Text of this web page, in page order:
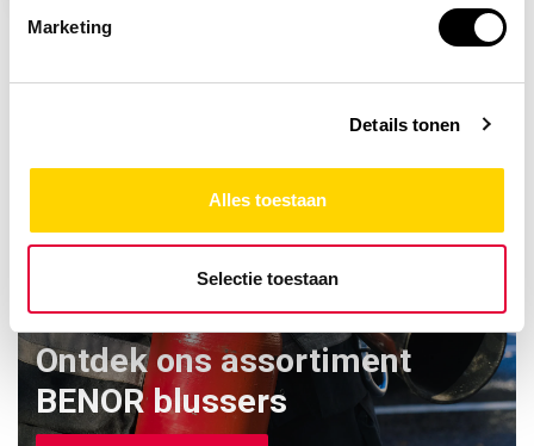
Marketing
Details tonen
Alles toestaan
Selectie toestaan
Ontdek ons assortiment
BENOR blussers